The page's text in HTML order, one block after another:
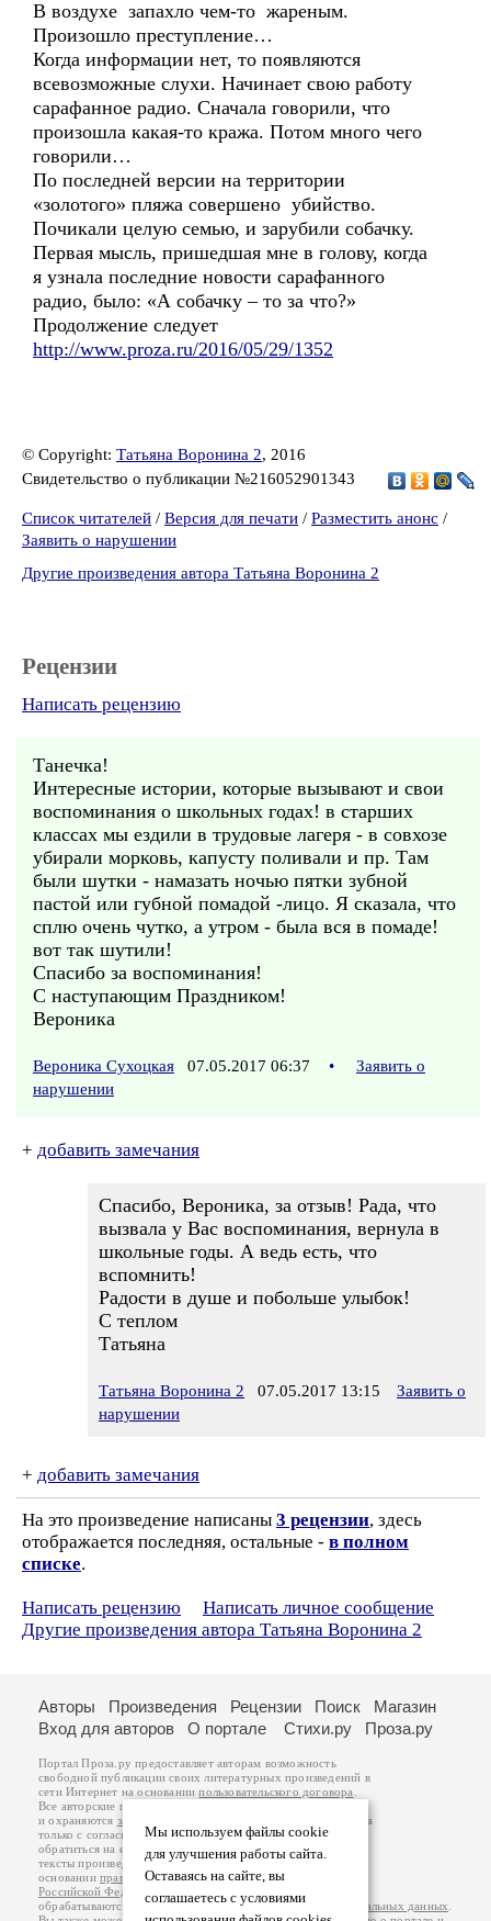
В воздухе запахло чем-то жареным.
Произошло преступление…
Когда информации нет, то появляются
всевозможные слухи. Начинает свою работу
сарафанное радио. Сначала говорили, что
произошла какая-то кража. Потом много чего
говорили…
По последней версии на территории
«золотого» пляжа совершено убийство.
Почикали целую семью, и зарубили собачку.
Первая мысль, пришедшая мне в голову, когда
я узнала последние новости сарафанного
радио, было: «А собачку – то за что?»
Продолжение следует
http://www.proza.ru/2016/05/29/1352
© Copyright: Татьяна Воронина 2, 2016
Свидетельство о публикации №216052901343
Список читателей / Версия для печати / Разместить анонс /
Заявить о нарушении
Другие произведения автора Татьяна Воронина 2
Рецензии
Написать рецензию
Танечка!
Интересные истории, которые вызывают и свои
воспоминания о школьных годах! в старших
классах мы ездили в трудовые лагеря - в совхозе
убирали морковь, капусту поливали и пр. Там
были шутки - намазать ночью пятки зубной
пастой или губной помадой -лицо. Я сказала, что
сплю очень чутко, а утром - была вся в помаде!
вот так шутили!
Спасибо за воспоминания!
С наступающим Праздником!
Вероника
Вероника Сухоцкая 07.05.2017 06:37 •
Заявить о
нарушении
+ добавить замечания
Спасибо, Вероника, за отзыв! Рада, что
вызвала у Вас воспоминания, вернула в
школьные годы. А ведь есть, что
вспомнить!
Радости в душе и побольше улыбок!
С теплом
Татьяна
Татьяна Воронина 2 07.05.2017 13:15
Заявить о
нарушении
+ добавить замечания
На это произведение написаны 3 рецензии, здесь
отображается последняя, остальные - в полном
списке.
Написать рецензию
Написать личное сообщение
Другие произведения автора Татьяна Воронина 2
Мы используем файлы cookie
для улучшения работы сайта.
Оставаясь на сайте, вы
соглашаетесь с условиями
Авторы Произведения Рецензии Поиск
Магазин
Вход для авторов
О портале Стихи.ру Проза.ру
Портал Проза.ру предоставляет авторам возможность
свободной публикации своих литературных произведений в
сети Интернет на основаниипользовательского договора
Все авторские права на произведения принадлежат авторам
и охраняются законом
. Перепечатка произведений возможна
только с согласия его автора, к которому вы можете
обратиться на его авторской странице. Ответственность за
тексты произведений авторы несут самостоятельно на
основанииправил публикацииизаконодательства
Российской Федерации
обрабатываются на основанииПолитики обработки персональных данных